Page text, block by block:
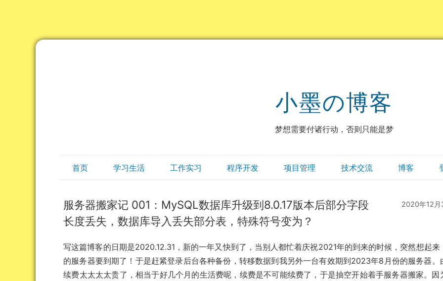
小墨の博客
梦想需要付诸行动，否则只能是梦
首页 学习生活 工作实习 程序开发 项目管理 技术交流 博客
2020年12月
服务器搬家记 001：MySQL数据库升级到8.0.17版本后部分字段
长度丢失，数据库导入丢失部分表，特殊符号变为？
写这篇博客的日期是2020.12.31，新的一年又快到了，当别人都忙着庆祝2021年的到来的时候，突然想起来
的服务器要到期了！于是赶紧登录后台各种备份，转移数据到我另外一台有效期到2023年8月份的服务器。
续费太太太太贵了，相当于好几个月的生活费呢，续费是不可能续费了，于是抽空开始着手服务器搬家。因